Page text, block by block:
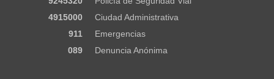
4915000
Ciudad Administrativa
911
Emergencias
089
Denuncia Anónima